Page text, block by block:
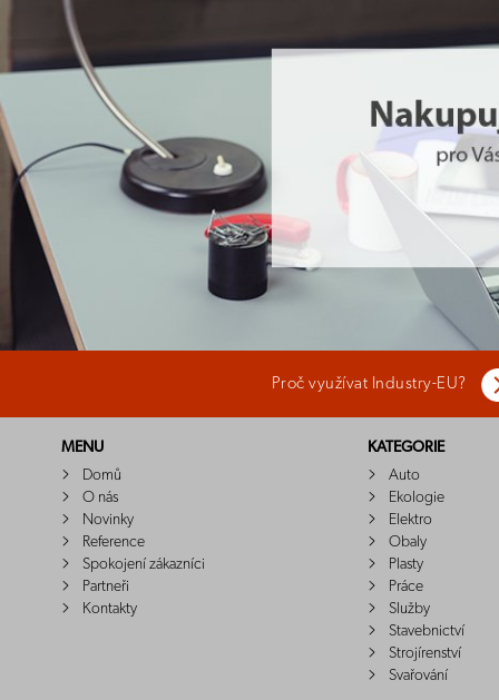
Proč využívat Industry-EU?
MENU
Domů
O nás
Novinky
Reference
Spokojení zákazníci
Partneři
Kontakty
KATEGORIE
Auto
Ekologie
Elektro
Obaly
Plasty
Práce
Služby
Stavebnictví
Strojírenství
Svařování